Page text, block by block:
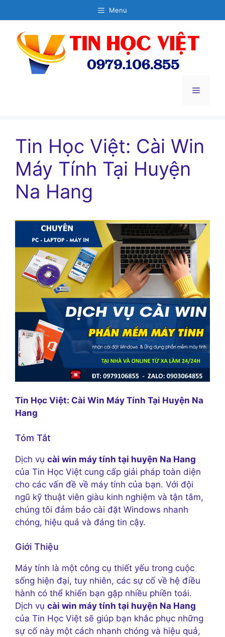
đến
dung
Menu
Menu
Tin Học Việt: Cài Win
Máy Tính Tại Huyện
Na Hang
Tin Học Việt: Cài Win Máy Tính Tại Huyện Na
Hang
Tóm Tắt
Dịch vụ cài win máy tính tại huyện Na Hang
của Tin Học Việt cung cấp giải pháp toàn diện
cho các vấn đề về máy tính của bạn. Với đội
ngũ kỹ thuật viên giàu kinh nghiệm và tận tâm,
chúng tôi đảm bảo cài đặt Windows nhanh
chóng, hiệu quả và đáng tin cậy.
Giới Thiệu
Máy tính là một công cụ thiết yếu trong cuộc
sống hiện đại, tuy nhiên, các sự cố về hệ điều
hành có thể khiến bạn gặp nhiều phiền toái.
Dịch vụ cài win máy tính tại huyện Na Hang
của Tin Học Việt sẽ giúp bạn khắc phục những
sự cố này một cách nhanh chóng và hiệu quả,